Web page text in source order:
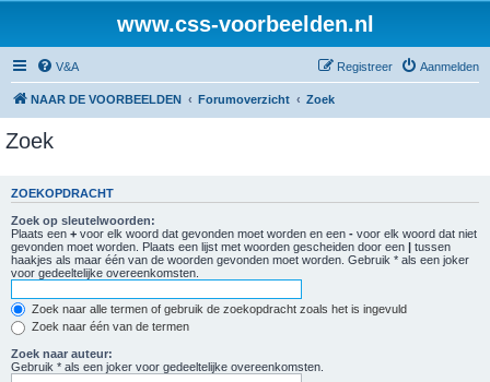
www.css-voorbeelden.nl
V&A Aanmelden
Registreer
NAAR DE VOORBEELDEN Forumoverzicht Zoek
Zoek
ZOEKOPDRACHT
Zoek op sleutelwoorden:
Plaats een + voor elk woord dat gevonden moet worden en een - voor elk woord dat niet
gevonden moet worden. Plaats een lijst met woorden gescheiden door een | tussen
haakjes als maar één van de woorden gevonden moet worden. Gebruik * als een joker
voor gedeeltelijke overeenkomsten.
Zoek naar alle termen of gebruik de zoekopdracht zoals het is ingevuld
Zoek naar één van de termen
Zoek naar auteur:
Gebruik * als een joker voor gedeeltelijke overeenkomsten.